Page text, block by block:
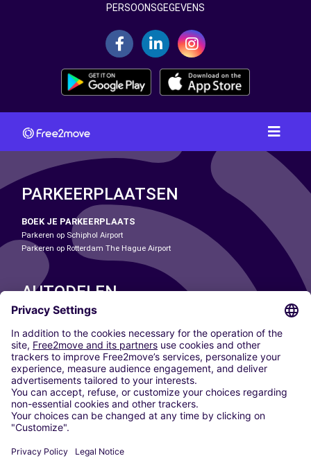
PERSOONSGEGEVENS
PARKEERPLAATSEN
BOEK JE PARKEERPLAATS
Parkeren op Schiphol Airport
Parkeren op Rotterdam The Hague Airport
AUTODELEN
ONZE STEDEN
Paris
Madrid
Washington DC
Milaan
Rome
Turijn
Wenen
Berlijn
Düsseldorf